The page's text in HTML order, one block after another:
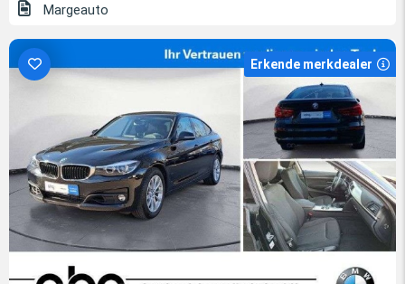
Margeauto
Erkende merkdealer